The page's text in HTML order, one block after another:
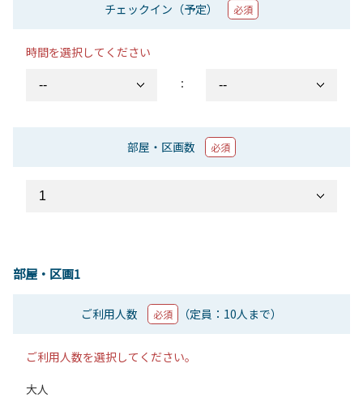
チェックイン（予定） 必須
時間を選択してください
：
部屋・区画数 必須
部屋・区画1
ご利用人数 必須 （定員：10人まで）
ご利用人数を選択してください。
大人